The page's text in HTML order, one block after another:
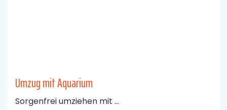
Umzug mit Aquarium
Sorgenfrei umziehen mit ...